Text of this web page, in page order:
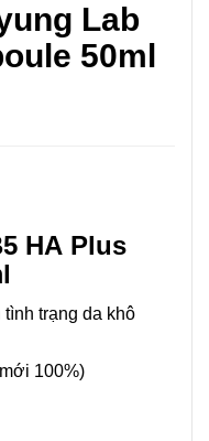
Lab
50ml
HA Plus
trạng da khô
100%)